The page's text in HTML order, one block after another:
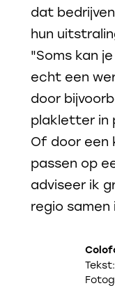
dat
hun
"Soms kan
echt een
door
plakletter in
Of door een
passen op
adviseer ik
regio samen